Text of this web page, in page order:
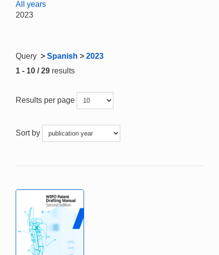
All years
2023
Query > Spanish > 2023
1 - 10 / 29 results
Results per page
Sort by